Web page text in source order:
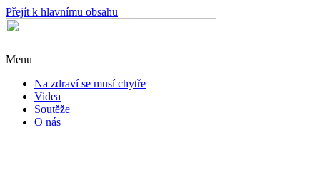
Přejít k hlavnímu obsahu
Menu
Na zdraví se musí chytře
Videa
Soutěže
O nás